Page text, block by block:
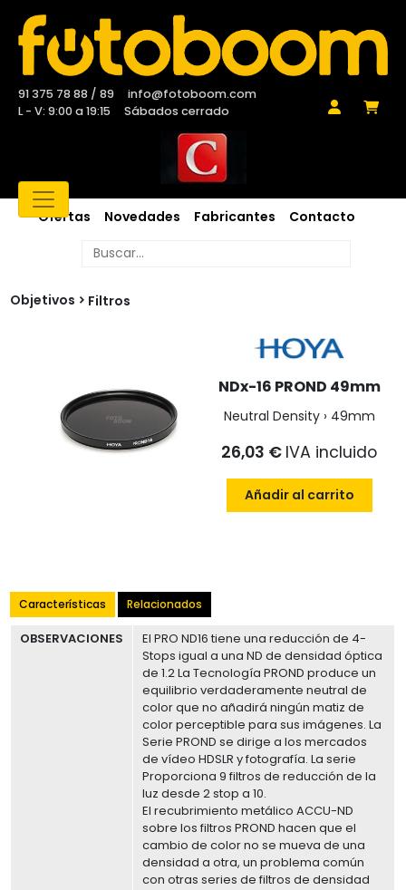
91 375 78 88 / 89
info@fotoboom.com
L - V: 9:00 a 19:15
Sábados cerrado
Ofertas Novedades Fabricantes Contacto
Objetivos Filtros
NDx-16 PROND 49mm
Neutral Density › 49mm
26,03 € IVA incluido
Añadir al carrito
Características Relacionados
OBSERVACIONES
El PRO ND16 tiene una reducción de 4-
Stops igual a una ND de densidad óptica
de 1.2 La Tecnología PROND produce un
equilibrio verdaderamente neutral de
color que no añadirá ningún matiz de
color perceptible para sus imágenes. La
Serie PROND se dirige a los mercados
de vídeo HDSLR y fotografía. La serie
Proporciona 9 filtros de reducción de la
luz desde 2 stop a 10.
El recubrimiento metálico ACCU-ND
sobre los filtros PROND hacen que el
cambio de color no se mueva de una
densidad a otra, un problema común
con otras series de filtros de densidad